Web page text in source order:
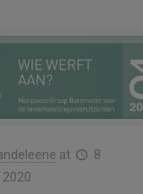
at
8